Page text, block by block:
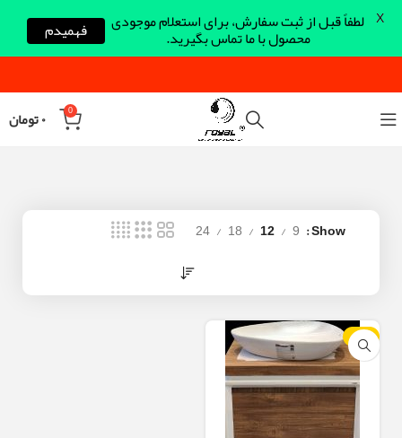
0 ۰تومان
Show
9
12
18
24
-10%
لطفاً قبل از ثبت سفارش، برای استعلام موجودی
محصول با ما تماس بگیرید. فهمیدم X